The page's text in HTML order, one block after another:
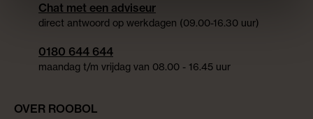
OVER ROOBOL
Chat met een adviseur
direct antwoord op werkdagen (09.00-16.30 uur)
0180 644 644
maandag t/m vrijdag van 08.00 - 16.45 uur